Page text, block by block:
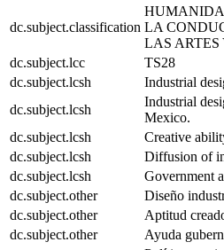
dc.subject.classification LA
LAS
dc.subject.lcc TS28
dc.subject.lcsh
Industrial
dc.subject.lcsh
Industrial
Mexico.
dc.subject.lcsh
Creative
dc.subject.lcsh
Diffusion of
dc.subject.lcsh
Government
dc.subject.other
Diseño
dc.subject.other
Aptitud
dc.subject.other
Ayuda